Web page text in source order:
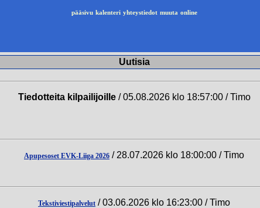
pääsivu kalenteri yhteystiedot muuta online
Uutisia
Tiedotteita kilpailijoille/ 05.08.2026 klo 18:57:00 / Timo
Apupesoset EVK-Liiga 2026 / 28.07.2026 klo 18:00:00 / Timo
Tekstiviestipalvelut / 03.06.2026 klo 16:23:00 / Timo